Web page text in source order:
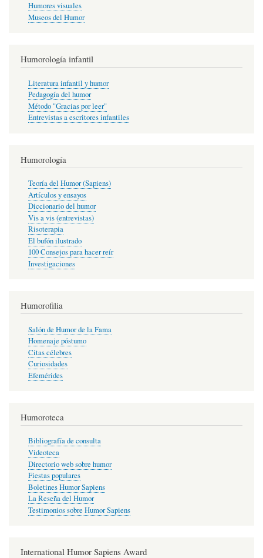
Humores visuales
Museos del Humor
Humorología infantil
Literatura infantil y humor
Pedagogía del humor
Método "Gracias por leer"
Entrevistas a escritores infantiles
Humorología
Teoría del Humor (Sapiens)
Artículos y ensayos
Diccionario del humor
Vis a vis (entrevistas)
Risoterapia
El bufón ilustrado
100 Consejos para hacer reír
Investigaciones
Humorofilia
Salón de Humor de la Fama
Homenaje póstumo
Citas célebres
Curiosidades
Efemérides
Humoroteca
Bibliografía de consulta
Videoteca
Directorio web sobre humor
Fiestas populares
Boletines Humor Sapiens
La Reseña del Humor
Testimonios sobre Humor Sapiens
International Humor Sapiens Award